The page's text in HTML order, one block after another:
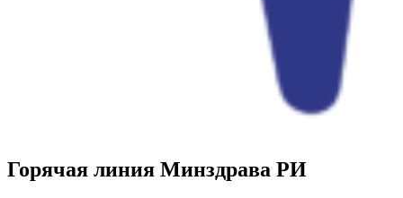
Горячая линия Минздрава РИ